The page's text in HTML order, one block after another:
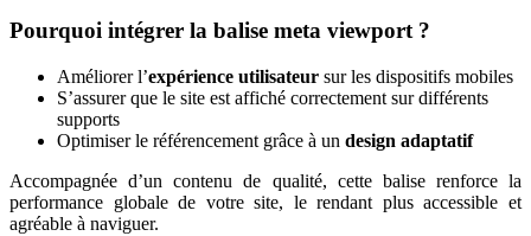
Pourquoi intégrer la balise meta viewport ?
Améliorer l’expérience utilisateur sur les dispositifs mobiles
S’assurer que le site est affiché correctement sur différents
supports
Optimiser le référencement grâce à un design adaptatif
Accompagnée d’un contenu de qualité, cette balise renforce la
performance globale de votre site, le rendant plus accessible et
agréable à naviguer.